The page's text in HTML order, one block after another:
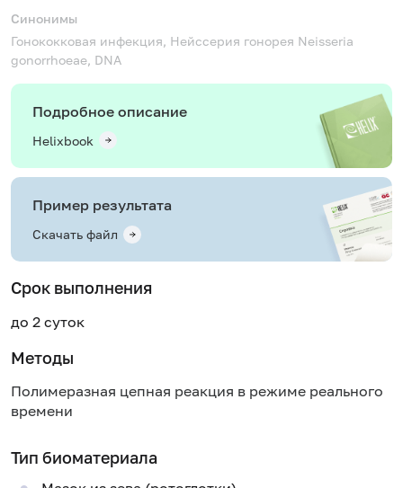
Синонимы
Гонококковая инфекция, Нейссерия гонорея Neisseria
gonorrhoeae, DNA
Подробное описание
Helixbook
Пример результата
Скачать файл
Срок выполнения
до 2 суток
Методы
Полимеразная цепная реакция в режиме реального
времени
Тип биоматериала